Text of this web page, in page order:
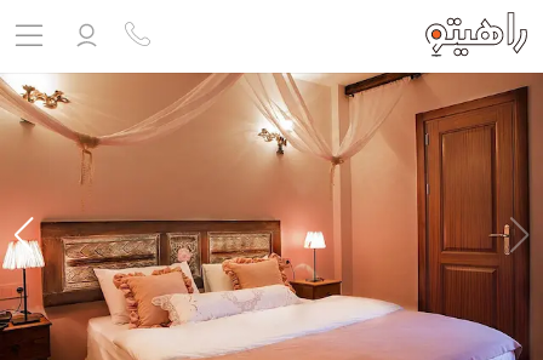
مشاهده پروفایل
ورود به حساب کاربری
کنید
ثبت نام آژانس
بلیط هواپیما